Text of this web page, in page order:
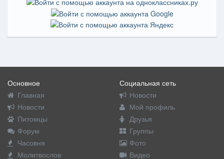
Основное
Главная
Новости
Питомцы
Форум
Часовня
Молитвослов
Социальная сеть
Новости
Мой профиль
Друзья
Группы
Фото
Видео